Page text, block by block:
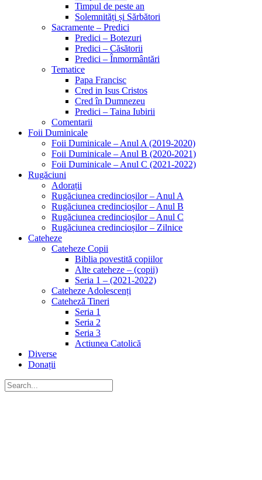
Timpul de peste an
Solemnități și Sărbători
Sacramente – Predici
Predici – Botezuri
Predici – Căsătorii
Predici – Înmormântări
Tematice
Papa Francisc
Cred in Isus Cristos
Cred în Dumnezeu
Predici – Taina Iubirii
Comentarii
Foii Duminicale
Foii Duminicale – Anul A (2019-2020)
Foii Duminicale – Anul B (2020-2021)
Foii Duminicale – Anul C (2021-2022)
Rugăciuni
Adorații
Rugăciunea credincioșilor – Anul A
Rugăciunea credincioșilor – Anul B
Rugăciunea credincioșilor – Anul C
Rugăciunea credincioșilor – Zilnice
Cateheze
Cateheze Copii
Biblia povestită copiilor
Alte cateheze – (copii)
Seria 1 – (2021-2022)
Cateheze Adolescenți
Cateheză Tineri
Seria 1
Seria 2
Seria 3
Actiunea Catolică
Diverse
Donații